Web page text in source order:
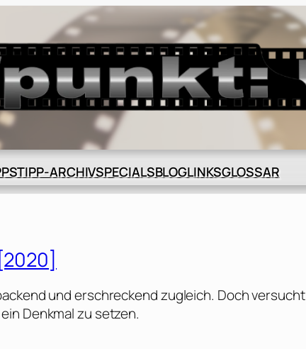
TIPP-ARCHIVSPECIALSBLOGLINKSGLOSSAR
und erschreckend zugleich. Doch versucht
Denkmal zu setzen.